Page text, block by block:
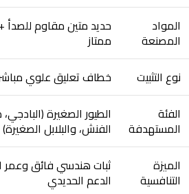
المواد
المصنعة
حديد متين مقاوم
ممتاز
نوع التثبيت
خطاف تعليق علوي
الفئة
المستهدفة
الطيور الصغيرة
الفنش، والبلابل الصغيرة)
الميزة
التنافسية
ثبات هندسي فائق
الدعم الحديدي